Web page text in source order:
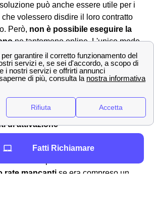
può anche essere utile per i
volessero disdire il loro contratto
Però, non è possibile eseguire la
ne tantomeno online. L'unico modo
è quello di scaricare ilmodulo per
online, compilarlo edinviarlo al
postale per la disdetta. Spesso la
è gratuita
di attivazione
eventualemancata riconsegna
rate mancanti se era compreso un
Fatti Richiamare